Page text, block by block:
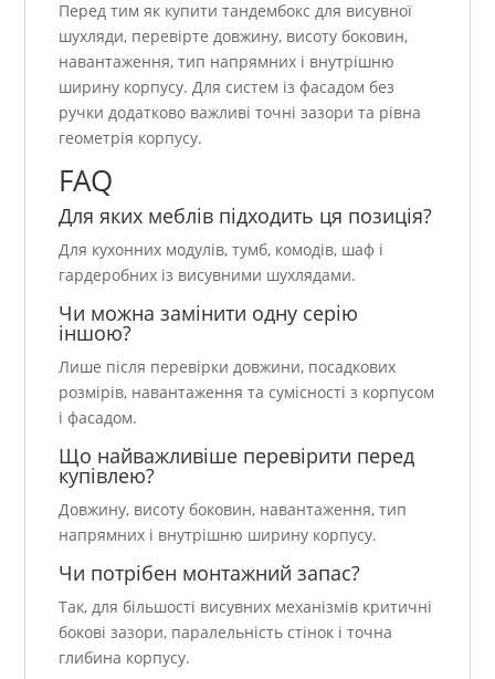
Перед тим як купити тандембокс для висувної
шухляди, перевірте довжину, висоту боковин,
навантаження, тип напрямних і внутрішню
ширину корпусу. Для систем із фасадом без
ручки додатково важливі точні зазори та рівна
геометрія корпусу.
FAQ
Для яких меблів підходить ця позиція?
Для кухонних модулів, тумб, комодів, шаф і
гардеробних із висувними шухлядами.
Чи можна замінити одну серію
іншою?
Лише після перевірки довжини, посадкових
розмірів, навантаження та сумісності з корпусом
і фасадом.
Що найважливіше перевірити перед
купівлею?
Довжину, висоту боковин, навантаження, тип
напрямних і внутрішню ширину корпусу.
Чи потрібен монтажний запас?
Так, для більшості висувних механізмів критичні
бокові зазори, паралельність стінок і точна
глибина корпусу.